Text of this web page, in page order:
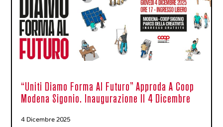
“Uniti Diamo Forma Al Futuro” Approda A Coop
Modena Sigonio. Inaugurazione Il 4 Dicembre
4 Dicembre 2025